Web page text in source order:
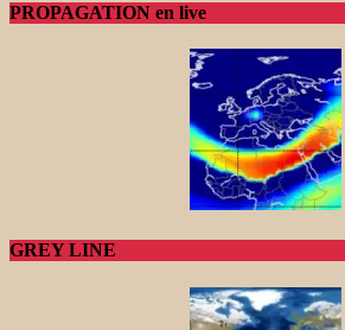
PROPAGATION en live
GREY LINE